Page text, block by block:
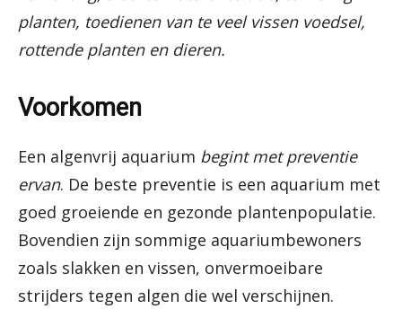
planten, toedienen van te veel vissen voedsel,
rottende planten en dieren.
Voorkomen
Een algenvrij aquarium begint met preventie
ervan. De beste preventie is een aquarium met
goed groeiende en gezonde plantenpopulatie.
Bovendien zijn sommige aquariumbewoners
zoals slakken en vissen, onvermoeibare
strijders tegen algen die wel verschijnen.